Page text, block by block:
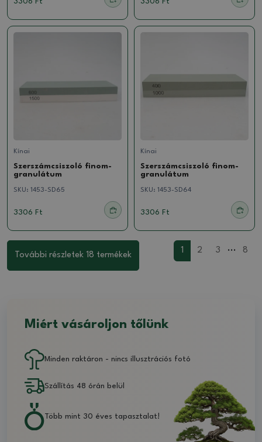
3306 Ft 3306 Ft
Kínai
Szerszámcsiszoló finom-
granulátum
SKU: 1453-SD65
3306 Ft
Kínai
Szerszámcsiszoló finom-
granulátum
SKU: 1453-SD64
3306 Ft
További részletek 18 termékek
1 2 3 ... 8
Miért vásároljon tőlünk
Minden raktáron - nincs illusztrációs fotó
Szállítás 48 órán belül
Több mint 30 éves tapasztalat!